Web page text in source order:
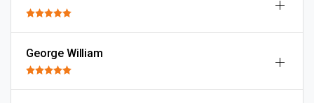
George William